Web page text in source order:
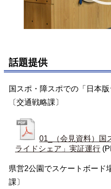
話題提供
国スポ・障スポでの「日本
〔交通戦略課〕
01_（会見資料）国
ライドシェア」実証運行
県営2公園でスケートボード
課〕